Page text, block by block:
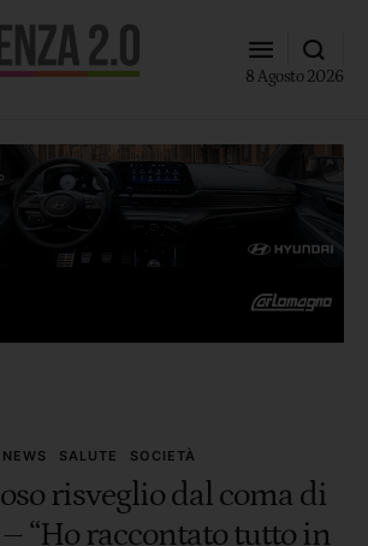
8 Agosto 2026
NEWS SALUTE SOCIETÀ
risveglio dal coma di
“Ho raccontato tutto in